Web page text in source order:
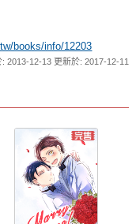
books/info/12203
: 2013-12-13 更新於: 2017-12-11